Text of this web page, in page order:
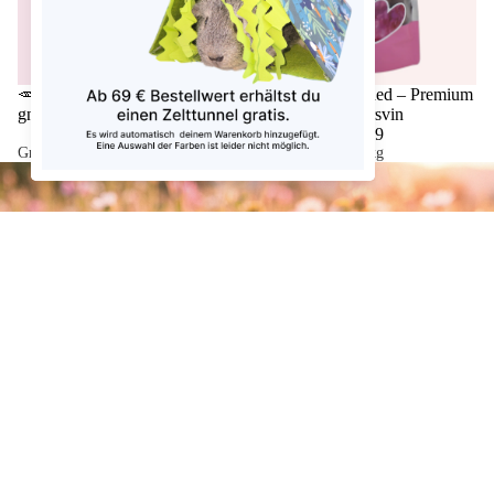
🥕Gnavegulerod – Råfiber-rig
gnavebeskæftigelse
€5,99
Grundpris €99,83/kg
💘 Første kærlighed – Premium
bolde til dine marsvin
€6,99
Grundpris €69,90/kg